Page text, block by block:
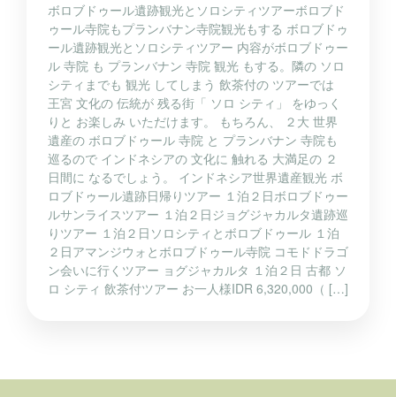
ボロブドゥール遺跡観光とソロシティツアーボロブド
ゥール寺院もプランバナン寺院観光もする ボロブドゥ
ール遺跡観光とソロシティツアー 内容がボロブドゥー
ル 寺院 も プランバナン 寺院 観光 もする。隣の ソロ
シティまでも 観光 してしまう 飲茶付の ツアーでは
王宮 文化の 伝統が 残る街「 ソロ シティ」 をゆっく
りと お楽しみ いただけます。 もちろん、 ２大 世界
遺産の ボロブドゥール 寺院 と プランバナン 寺院も
巡るので インドネシアの 文化に 触れる 大満足の ２
日間に なるでしょう。 インドネシア世界遺産観光 ボ
ロブドゥール遺跡日帰りツアー １泊２日ボロブドゥー
ルサンライスツアー １泊２日ジョグジャカルタ遺跡巡
りツアー １泊２日ソロシティとボロブドゥール １泊
２日アマンジウォとボロブドゥール寺院 コモドドラゴ
ン会いに行くツアー ョグジャカルタ １泊２日 古都 ソ
ロ シティ 飲茶付ツアー お一人様IDR 6,320,000（ […]